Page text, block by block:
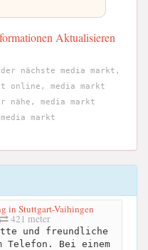
Aktualisieren
nächste media markt,
online, media markt
nähe, media markt
markt
in Stuttgart-Vaihingen
421 meter
und freundliche
Telefon. Bei einem